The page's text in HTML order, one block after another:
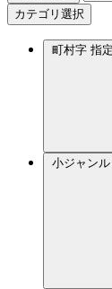
カテゴリ選択
町村字 指
小ジャンル